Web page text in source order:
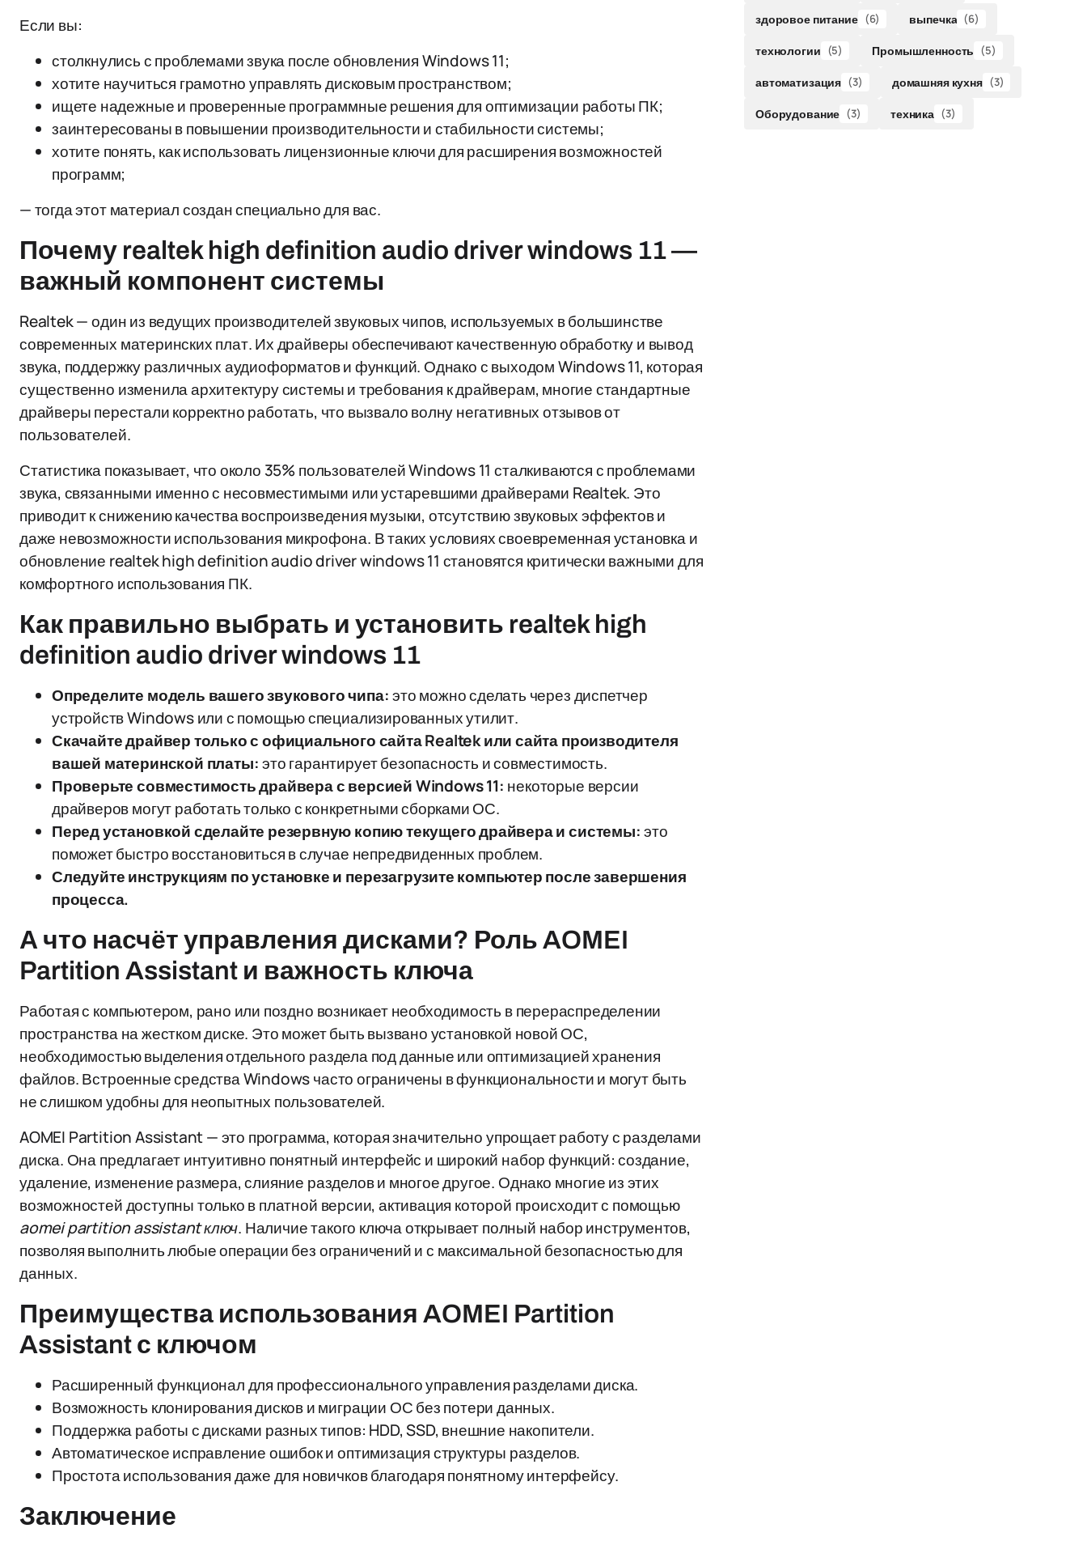
Если вы:
столкнулись с проблемами звука после обновления Windows 11;
хотите научиться грамотно управлять дисковым пространством;
ищете надежные и проверенные программные решения для оптимизации работы ПК;
заинтересованы в повышении производительности и стабильности системы;
хотите понять, как использовать лицензионные ключи для расширения возможностей
программ;
— тогда этот материал создан специально для вас.
Почему realtek high definition audio driver windows 11 —
важный компонент системы
Realtek — один из ведущих производителей звуковых чипов, используемых в большинстве
современных материнских плат. Их драйверы обеспечивают качественную обработку и вывод
звука, поддержку различных аудиоформатов и функций. Однако с выходом Windows 11, которая
существенно изменила архитектуру системы и требования к драйверам, многие стандартные
драйверы перестали корректно работать, что вызвало волну негативных отзывов от
пользователей.
Статистика показывает, что около 35% пользователей Windows 11 сталкиваются с проблемами
звука, связанными именно с несовместимыми или устаревшими драйверами Realtek. Это
приводит к снижению качества воспроизведения музыки, отсутствию звуковых эффектов и
даже невозможности использования микрофона. В таких условиях своевременная установка и
обновление realtek high definition audio driver windows 11 становятся критически важными для
комфортного использования ПК.
Как правильно выбрать и установить realtek high
definition audio driver windows 11
Определите модель вашего звукового чипа:это можно сделать через диспетчер
устройств Windows или с помощью специализированных утилит.
Скачайте драйвер только с официального сайта Realtek или сайта производителя
вашей материнской платы:это гарантирует безопасность и совместимость.
Проверьте совместимость драйвера с версией Windows 11: некоторые версии
драйверов могут работать только с конкретными сборками ОС.
Перед установкой сделайте резервную копию текущего драйвера и системы:это
поможет быстро восстановиться в случае непредвиденных проблем.
Следуйте инструкциям по установке и перезагрузите компьютер после завершения
процесса.
А что насчёт управления дисками? Роль AOMEI
Partition Assistant и важность ключа
Работая с компьютером, рано или поздно возникает необходимость в перераспределении
пространства на жестком диске. Это может быть вызвано установкой новой ОС,
необходимостью выделения отдельного раздела под данные или оптимизацией хранения
файлов. Встроенные средства Windows часто ограничены в функциональности и могут быть
не слишком удобны для неопытных пользователей.
AOMEI Partition Assistant — это программа, которая значительно упрощает работу с разделами
диска. Она предлагает интуитивно понятный интерфейс и широкий набор функций: создание,
удаление, изменение размера, слияние разделов и многое другое. Однако многие из этих
возможностей доступны только в платной версии, активация которой происходит с помощью
aomei partition assistant ключ. Наличие такого ключа открывает полный набор инструментов,
позволяя выполнить любые операции без ограничений и с максимальной безопасностью для
данных.
Преимущества использования AOMEI Partition
Assistant с ключом
Расширенный функционал для профессионального управления разделами диска.
Возможность клонирования дисков и миграции ОС без потери данных.
Поддержка работы с дисками разных типов: HDD, SSD, внешние накопители.
Автоматическое исправление ошибок и оптимизация структуры разделов.
Простота использования даже для новичков благодаря понятному интерфейсу.
Заключение
здоровое питание (6) выпечка (6)
технологии (5) Промышленность (5)
автоматизация (3) домашняя кухня (3)
Оборудование (3) техника (3)